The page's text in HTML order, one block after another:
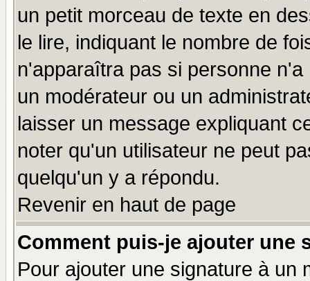
un petit morceau de texte en
le lire, indiquant le nombre de
n'apparaîtra pas si personne
un modérateur ou un
laisser un message expliquant
noter qu'un utilisateur ne peut
quelqu'un y a répondu.
Revenir en haut de page
Comment puis-je ajouter une
Pour ajouter une signature à un